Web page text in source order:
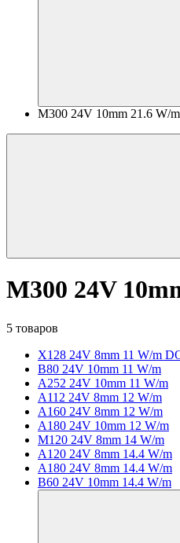
M300 24V 10mm 21.6 W/m
M300 24V
5 товаров
X128 24V 8mm 11 W/m
B80 24V 10mm 11 W/m
A252 24V 10mm 11 W/m
A112 24V 8mm 12 W/m
A160 24V 8mm 12 W/m
A180 24V 10mm 12 W/m
M120 24V 8mm 14 W/m
A120 24V 8mm 14.4 W/m
A180 24V 8mm 14.4 W/m
B60 24V 10mm 14.4 W/m